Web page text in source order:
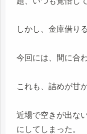
しかし、金庫借り
今回には、間に合わ
これも、詰めが甘
近場で空きが出な
にしてしまった。